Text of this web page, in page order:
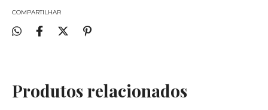
COMPARTILHAR
Produtos relacionados